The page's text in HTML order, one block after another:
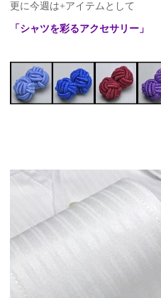
更に今週は+アイテムとして
「シャツを彩るアクセサリー」